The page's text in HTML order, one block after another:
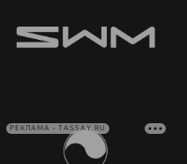
РЕКЛАМА • TASSAY.RU